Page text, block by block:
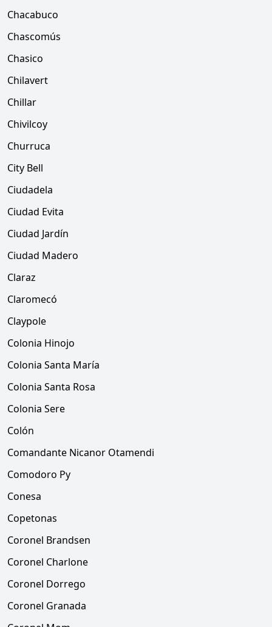
Chacabuco
Chascomús
Chasico
Chilavert
Chillar
Chivilcoy
Churruca
City Bell
Ciudadela
Ciudad Evita
Ciudad Jardín
Ciudad Madero
Claraz
Claromecó
Claypole
Colonia Hinojo
Colonia Santa María
Colonia Santa Rosa
Colonia Sere
Colón
Comandante Nicanor Otamendi
Comodoro Py
Conesa
Copetonas
Coronel Brandsen
Coronel Charlone
Coronel Dorrego
Coronel Granada